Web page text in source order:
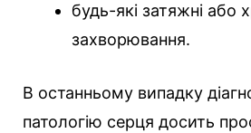
будь-які затяжні або
захворювання.
В останньому випадку
патологію серця досить